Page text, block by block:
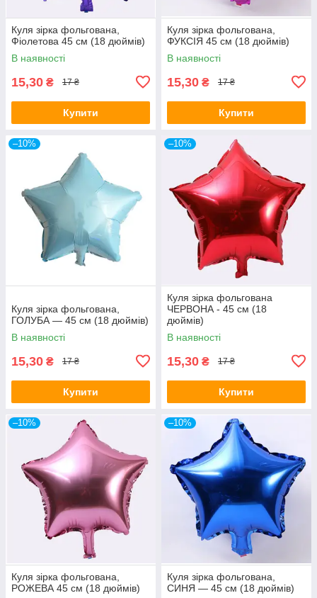
Куля зірка фольгована,
Фіолетова 45 см (18 дюймів)
В наявності
15,30 ₴ 17 ₴
Купити
Куля зірка фольгована,
ФУКСІЯ 45 см (18 дюймів)
В наявності
15,30 ₴ 17 ₴
Купити
–10%
Куля зірка фольгована,
ГОЛУБА — 45 см (18 дюймів)
В наявності
15,30 ₴ 17 ₴
Купити
–10%
Куля зірка фольгована
ЧЕРВОНА - 45 см (18
дюймів)
В наявності
15,30 ₴ 17 ₴
Купити
–10%
Куля зірка фольгована,
РОЖЕВА 45 см (18 дюймів)
–10%
Куля зірка фольгована,
СИНЯ — 45 см (18 дюймів)